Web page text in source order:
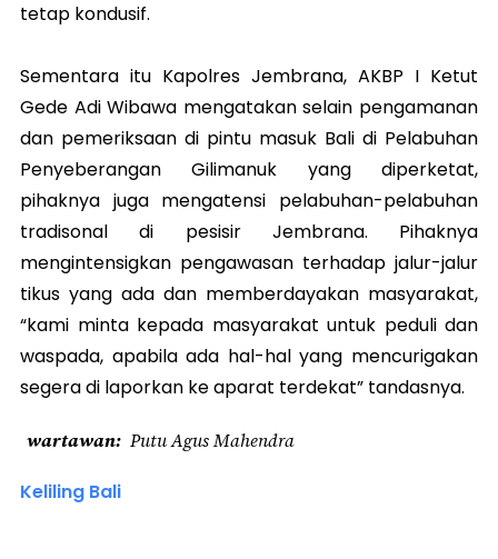
tetap kondusif.
Sementara itu Kapolres Jembrana, AKBP I Ketut
Gede Adi Wibawa mengatakan selain pengamanan
dan pemeriksaan di pintu masuk Bali di Pelabuhan
Penyeberangan Gilimanuk yang diperketat,
pihaknya juga mengatensi pelabuhan-pelabuhan
tradisonal di pesisir Jembrana. Pihaknya
mengintensigkan pengawasan terhadap jalur-jalur
tikus yang ada dan memberdayakan masyarakat,
“kami minta kepada masyarakat untuk peduli dan
waspada, apabila ada hal-hal yang mencurigakan
segera di laporkan ke aparat terdekat” tandasnya.
wartawan Putu Agus Mahendra
Keliling Bali